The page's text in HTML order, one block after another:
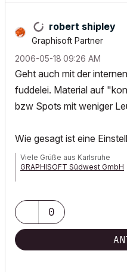
robert shipley
Graphisoft Partner
‎2006-05-18 09:26 AM
Geht auch mit der
fuddelei. Material auf
bzw Spots mit weniger
Wie gesagt ist eine
Viele Grüße aus Karlsruhe
GRAPHISOFT Südwest GmbH
0